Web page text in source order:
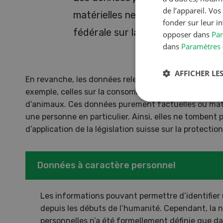
matérielles ne sont pas
fédérale sur la protection des
En revanche, les données relevant uniquement de
exemple, celles sur la consommation d’eau et de
d’animaux. Ces données purement factuelles ou
une personne en particulier. Ainsi, elles ne tombent
d’application de la législation suisse sur la
Données à caractère personnel
Les informations pouvant permettre
depuis les débuts de l’humanité. Cependant, la
personnelles n’a été formellement définie queNOV
de l’appareil.
fonder sur leur
opposer dans
dans
AFFICHER